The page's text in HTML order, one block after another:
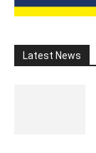
Latest News